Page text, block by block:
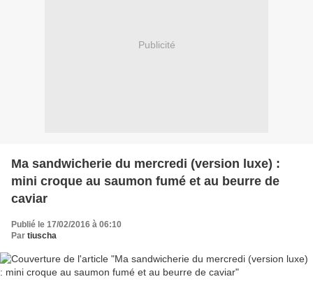
Publicité
Ma sandwicherie du mercredi (version luxe) :
mini croque au saumon fumé et au beurre de
caviar
Publié le 17/02/2016 à 06:10
Par tiuscha